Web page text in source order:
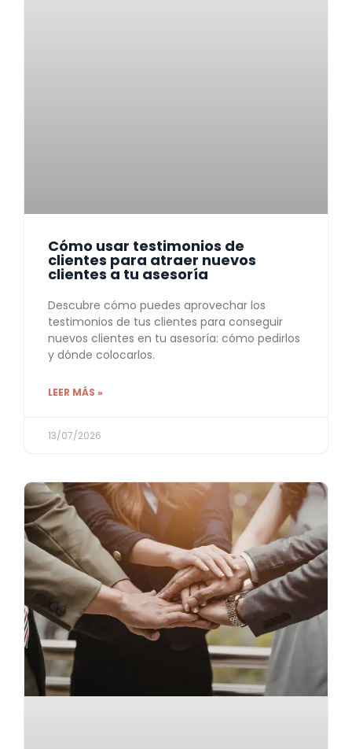
Cómo usar testimonios de
clientes para atraer nuevos
clientes a tu asesoría
Descubre cómo puedes aprovechar los
testimonios de tus clientes para conseguir
nuevos clientes en tu asesoría: cómo pedirlos
y dónde colocarlos.
LEER MÁS »
13/07/2026